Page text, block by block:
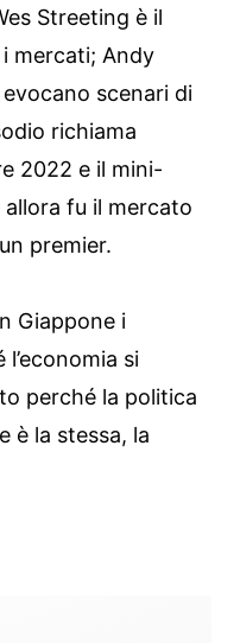
Streeting è il
mercati; Andy
scenari di
richiama
2022 e il mini-
allora fu il mercato
premier.
Giappone i
si
perché la politica
è la stessa, la